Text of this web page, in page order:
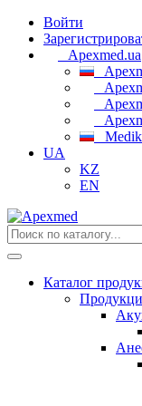
Войти
Apexmed.ua
UA
KZ
EN
Каталог